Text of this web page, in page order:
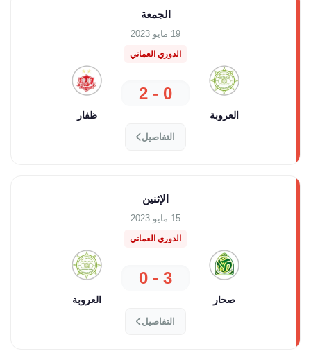
الجمعة
19 مايو 2023
الدوري العماني
العروبة
0 - 2
ظفار
التفاصيل
الإثنين
15 مايو 2023
الدوري العماني
صحار
3 - 0
العروبة
التفاصيل